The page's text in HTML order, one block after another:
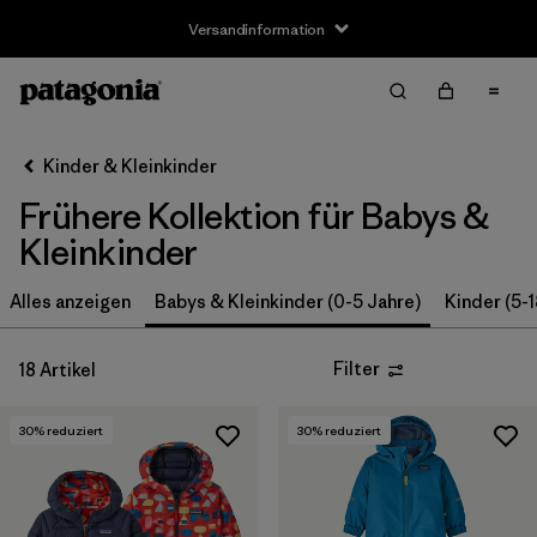
Versandinformation
Filter by
Größe
0-3m (3)
12-24m (1)
2 Jahre (12)
Kinder & Kleinkinder
Frühere Kollektion für Babys &
Kleinkinder
Alles anzeigen Babys & Kleinkinder (0-5 Jahre) Kinder (5-
18 Artikel Filter
30% reduziert 30% reduziert